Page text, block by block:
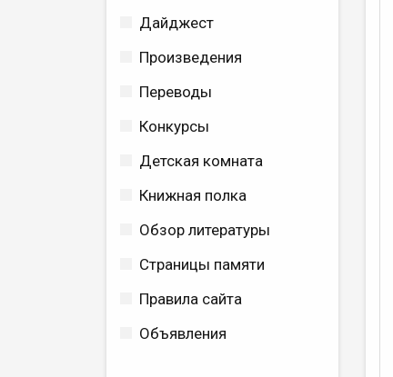
Дайджест
Произведения
Переводы
Конкурсы
Детская комната
Книжная полка
Обзор литературы
Страницы памяти
Правила сайта
Объявления